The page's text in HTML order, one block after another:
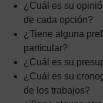
¿Cuál es su
de cada opción?
¿Tiene alguna
particular?
¿Cuál es su
¿Cuál es su
de los trabajos?